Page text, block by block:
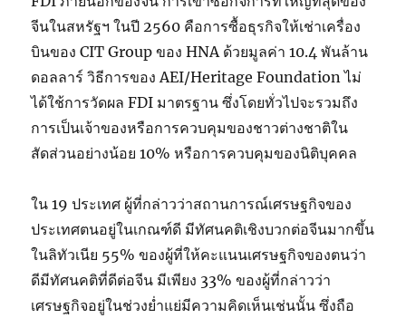
จีนในสหรัฐฯ ในปี 2560 คือการซื้อธุรกิจให้เช่าเครื่อง
บินของ CIT Group ของ HNA ด้วยมูลค่า 10.4 พันล้าน
ดอลลาร์ วิธีการของ AEI/Heritage Foundation ไม่
ได้ใช้การวัดผล FDI มาตรฐาน ซึ่งโดยทั่วไปจะรวมถึง
การเป็นเจ้าของหรือการควบคุมของชาวต่างชาติใน
สัดส่วนอย่างน้อย 10% หรือการควบคุมของนิติบุคคล
ใน 19 ประเทศ ผู้ที่กล่าวว่าสถานการณ์เศรษฐกิจของ
ประเทศตนอยู่ในเกณฑ์ดี มีทัศนคติเชิงบวกต่อจีนมากขึ้น
ในลิทัวเนีย 55% ของผู้ที่ให้คะแนนเศรษฐกิจของตนว่า
ดีมีทัศนคติที่ดีต่อจีน มีเพียง 33% ของผู้ที่กล่าวว่า
เศรษฐกิจอยู่ในช่วงย่ำแย่มีความคิดเห็นเช่นนั้น ซึ่งถือ